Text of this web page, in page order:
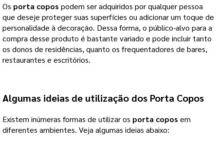
Os porta copos podem ser adquiridos por qualquer pessoa
que deseje proteger suas superfícies ou adicionar um toque de
personalidade à decoração. Dessa forma, o público-alvo para a
compra desse produto é bastante variado e pode incluir tanto
os donos de residências, quanto os frequentadores de bares,
restaurantes e escritórios.
Algumas ideias de utilização dos Porta Copos
Existem inúmeras formas de utilizar os porta copos em
diferentes ambientes. Veja algumas ideias abaixo: